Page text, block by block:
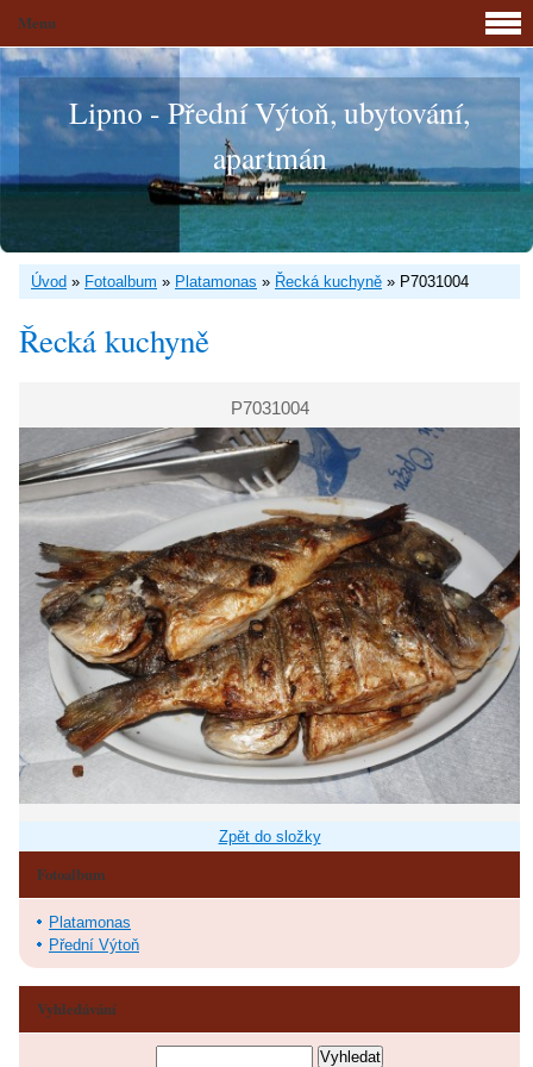
Lipno - Přední Výtoň, ubytování,
apartmán
Úvod » Fotoalbum » Platamonas » Řecká kuchyně » P7031004
Řecká kuchyně
P7031004
Zpět do složky
Menu
Fotoalbum
Platamonas
Přední Výtoň
Vyhledávání